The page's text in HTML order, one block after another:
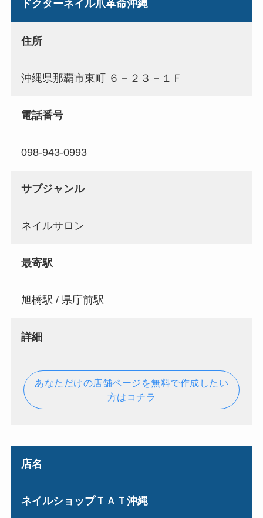
ドクターネイル爪革命沖縄
住所
沖縄県那覇市東町 ６－２３－１Ｆ
電話番号
098-943-0993
サブジャンル
ネイルサロン
最寄駅
旭橋駅 / 県庁前駅
詳細
あなただけの店舗ページを無料で作成したい
方はコチラ
店名
ネイルショップＴＡＴ沖縄